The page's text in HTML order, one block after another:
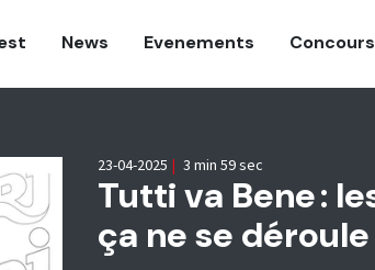
News Evenements Concours
Tutti va Bene :
ça ne se
23-04-2025 | 3 min 59 sec